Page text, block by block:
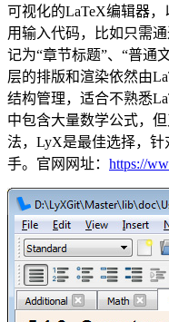
可视化的LaTeX编辑器
用输入代码，比如只需
记为“章节标题”、“普通
层的排版和渲染依然由
结构管理，适合不熟悉
中包含大量数学公式，
法，LyX是最佳选择，
手。官网网址： https://